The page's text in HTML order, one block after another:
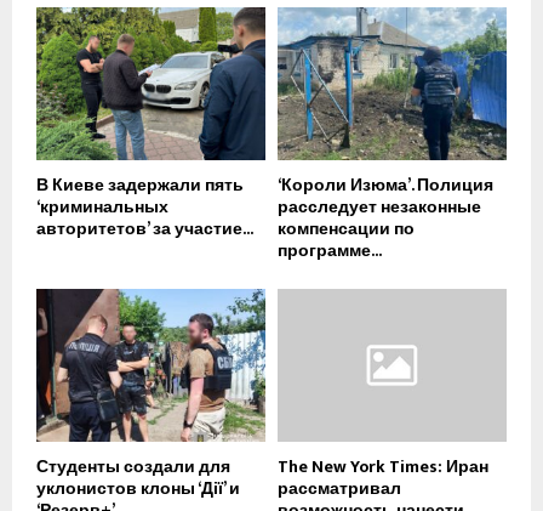
В Киеве задержали пять
‘криминальных
авторитетов’ за участие...
‘Короли Изюма’. Полиция
расследует незаконные
компенсации по
программе...
Студенты создали для
уклонистов клоны ‘Дії’ и
The New York Times: Иран
рассматривал